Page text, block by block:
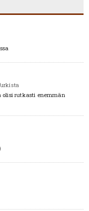
olisi rutkasti enemmän